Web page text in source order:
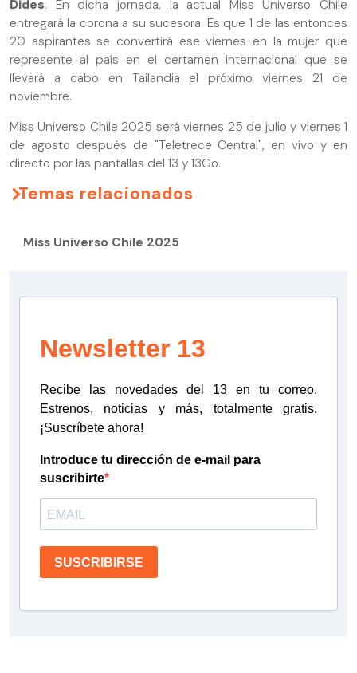
Dides. En dicha jornada, la actual Miss Universo Chile
entregará la corona a su sucesora. Es que 1 de las entonces
20 aspirantes se convertirá ese viernes en la mujer que
represente al país en el certamen internacional que se
llevará a cabo en Tailandia el próximo viernes 21 de
noviembre.
Miss Universo Chile 2025 será viernes 25 de julio y viernes 1
de agosto después de "Teletrece Central", en vivo y en
directo por las pantallas del 13 y 13Go.
Temas relacionados
Miss Universo Chile 2025
Newsletter 13
Recibe las novedades del 13 en tu correo.
Estrenos, noticias y más, totalmente gratis.
¡Suscríbete ahora!
Introduce tu dirección de e-mail para
suscribirte
SUSCRIBIRSE